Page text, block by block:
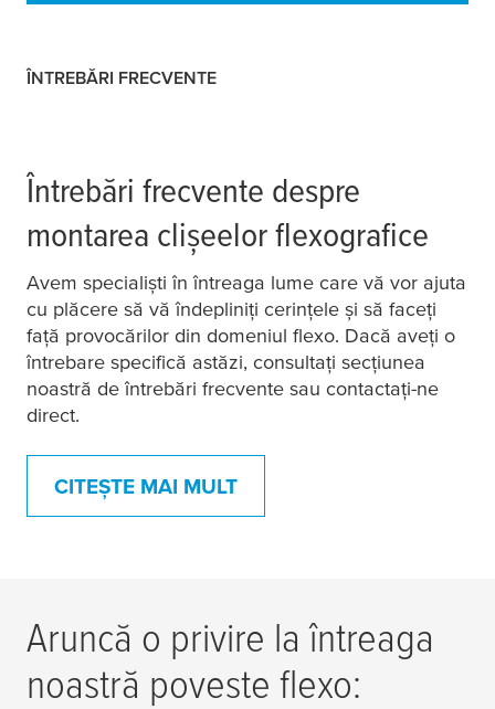
ÎNTREBĂRI FRECVENTE
Întrebări frecvente despre
montarea clișeelor flexografice
Avem specialiști în întreaga lume care vă vor ajuta
cu plăcere să vă îndepliniți cerințele și să faceți
față provocărilor din domeniul flexo. Dacă aveți o
întrebare specifică astăzi, consultați secțiunea
noastră de întrebări frecvente sau contactați-ne
direct.
CITEȘTE MAI MULT
Aruncă o privire la întreaga
noastră poveste flexo: